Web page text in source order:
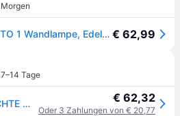
Morgen
Wandleuchte EGLO "VENTO 1 Wandlampe, Edelstahl und Glas, IP44, Außenlampe, Garten, Lampe", weiß (edelstahlfarben, weiß), T:8cm, Leuchten, Wandleuchte, Wand-/Deckenleuchte, Ø28,5 x AL8 cm, edelstahl, 11W inkl. € 62,99
7–14 Tage
Eglo AUSSENWANDLEUCHTE Weiß, Edelstahlfarben xxxlutz.at € 62,32
Oder 3 Zahlungen von € 20,77